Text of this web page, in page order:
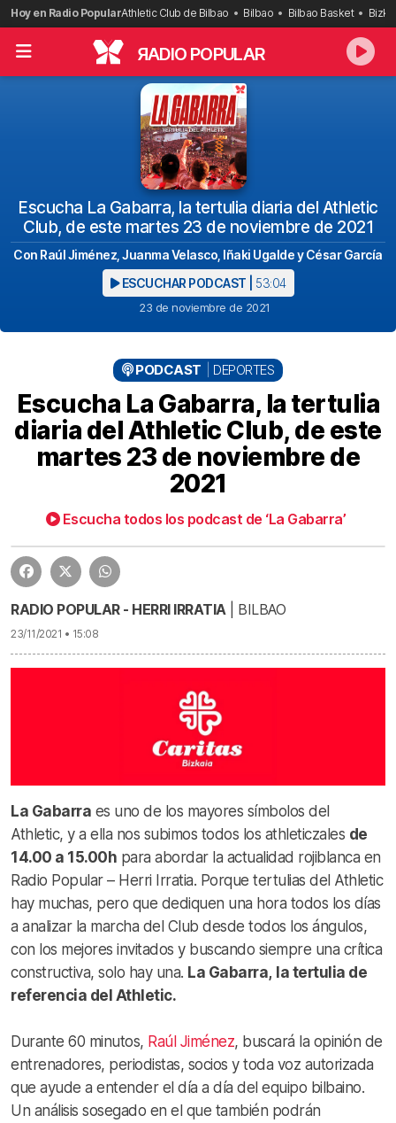
Saltar
al
contenido
Hoy en Radio PopularAthletic Club de Bilbao Bilbao Bilbao Basket
RADIO POPULAR
Escucha La Gabarra, la tertulia diaria del Athletic
Club, de este martes 23 de noviembre de 2021
Con Raúl Jiménez, Juanma Velasco, Iñaki Ugalde y César García
ESCUCHAR PODCAST | 53:04
23 de noviembre de 2021
PODCAST DEPORTES
Escucha La Gabarra, la tertulia
diaria del Athletic Club, de este
martes 23 de noviembre de
2021
Escucha todos los podcast de ‘La Gabarra’
53:04 Escucha La Gabarra, la tertulia diaria del Athletic Club, de este martes 23 de noviembre de 2021 | Escucha La Gabarra, la tertulia diaria del Athletic Club, de este martes 23 de noviembre de 2021
RADIO POPULAR - HERRI IRRATIA| BILBAO
23/11/2021 • 15:08
La Gabarra es uno de los mayores símbolos del
Athletic, y a ella nos subimos todos los athleticzales de
14.00 a 15.00h para abordar la actualidad rojiblanca en
Radio Popular – Herri Irratia. Porque tertulias del Athletic
hay muchas, pero que dediquen una hora todos los días
a analizar la marcha del Club desde todos los ángulos,
con los mejores invitados y buscando siempre una crítica
constructiva, solo hay una. La Gabarra, la tertulia de
referencia del Athletic.
Durante 60 minutos, Raúl Jiménez, buscará la opinión de
entrenadores, periodistas, socios y toda voz autorizada
que ayude a entender el día a día del equipo bilbaino.
Un análisis sosegado en el que también podrán